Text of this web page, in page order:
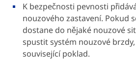
K bezpečnosti pevnosti
nouzového zastavení. Pokud
dostane do nějaké nouzové
spustit systém nouzové
související poklad.